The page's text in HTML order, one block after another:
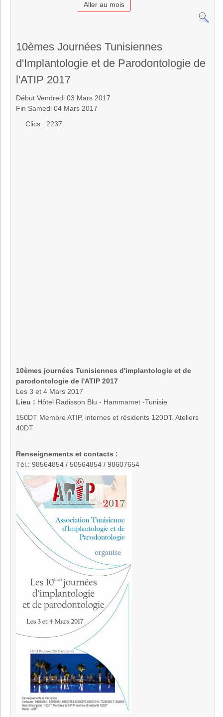
Aller au mois
10èmes Journées Tunisiennes
d'Implantologie et de Parodontologie de
l'ATIP 2017
Début Vendredi 03 Mars 2017
Fin Samedi 04 Mars 2017
Clics : 2237
10èmes journées Tunisiennes d'implantologie et de
parodontologie de l'ATIP 2017
Les 3 et 4 Mars 2017
Lieu : Hôtel Radisson Blu - Hammamet -Tunisie
150DT Membre ATIP, internes et résidents 120DT. Ateliers
40DT
Renseignements et contacts :
Tél.: 98564854 / 50564854 / 98607654